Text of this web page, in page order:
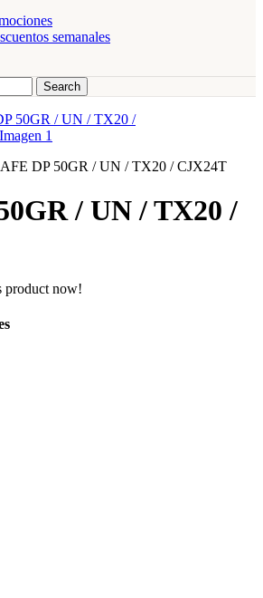
semanales
Search
DP 50GR / UN / TX20 / CJX24T
/ UN / TX20 /
product now!